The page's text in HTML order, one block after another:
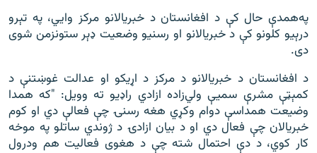
په‌همدې حال کې د افغانستان د خبريالانو مرکز وايي، په تېرو
درېیو کلونو کې د خبریالانو او رسنیو وضعیت ډېر ستونزمن شوى
دی.
د افغانستان د خبريالانو د مرکز د اړيکو او عدالت غوښتنې د
کمېټې مشرې سمیې ولي‌زاده ازادي راډیو ته وویل: "که همدا
وضيعت همداسې دوام وکړي هغه رسنۍ چې فعالې دي او کوم
خبريالان چې فعال دي او د بيان ازادۍ د ژوندي ساتلو په موخه
کار کوي، د دې احتمال شته چې د هغوى فعاليت هم ودرول